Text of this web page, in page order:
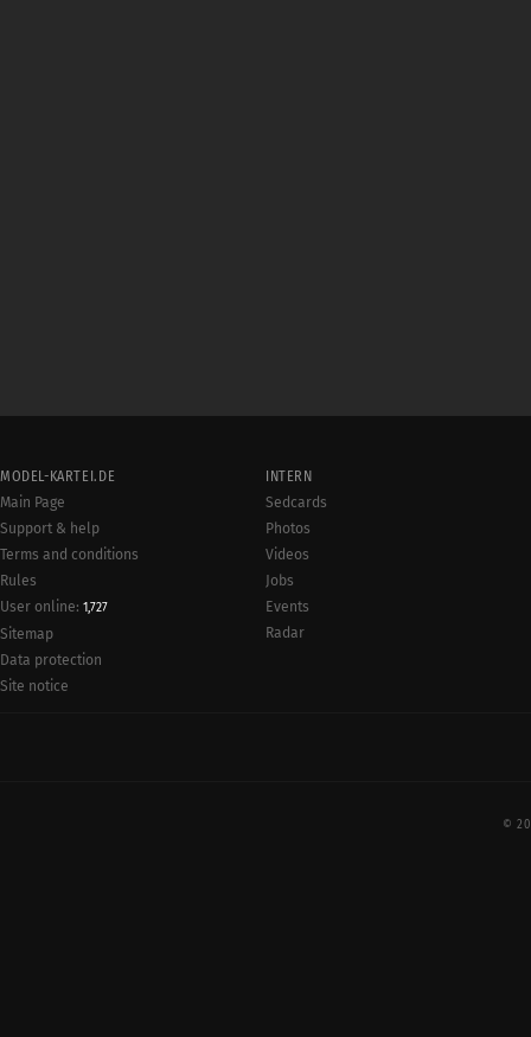
MODEL-KARTEI.DE
Main Page
Support & help
Terms and conditions
Rules
User online: 1,727
Sitemap
Data protection
Site notice
INTERN
Sedcards
Photos
Videos
Jobs
Events
Radar
©